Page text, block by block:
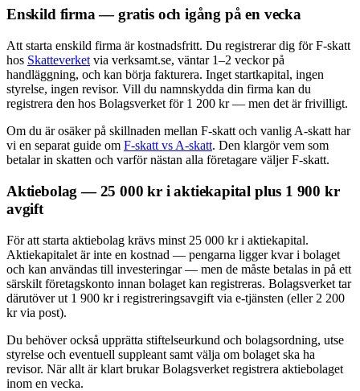
Enskild firma — gratis och igång på en vecka
Att starta enskild firma är kostnadsfritt. Du registrerar dig för F-skatt
hos Skatteverket via verksamt.se, väntar 1–2 veckor på
handläggning, och kan börja fakturera. Inget startkapital, ingen
styrelse, ingen revisor. Vill du namnskydda din firma kan du
registrera den hos Bolagsverket för 1 200 kr — men det är frivilligt.
Om du är osäker på skillnaden mellan F-skatt och vanlig A-skatt har
vi en separat guide om F-skatt vs A-skatt. Den klargör vem som
betalar in skatten och varför nästan alla företagare väljer F-skatt.
Aktiebolag — 25 000 kr i aktiekapital plus 1 900 kr
avgift
För att starta aktiebolag krävs minst 25 000 kr i aktiekapital.
Aktiekapitalet är inte en kostnad — pengarna ligger kvar i bolaget
och kan användas till investeringar — men de måste betalas in på ett
särskilt företagskonto innan bolaget kan registreras. Bolagsverket tar
därutöver ut 1 900 kr i registreringsavgift via e-tjänsten (eller 2 200
kr via post).
Du behöver också upprätta stiftelseurkund och bolagsordning, utse
styrelse och eventuell suppleant samt välja om bolaget ska ha
revisor. När allt är klart brukar Bolagsverket registrera aktiebolaget
inom en vecka.